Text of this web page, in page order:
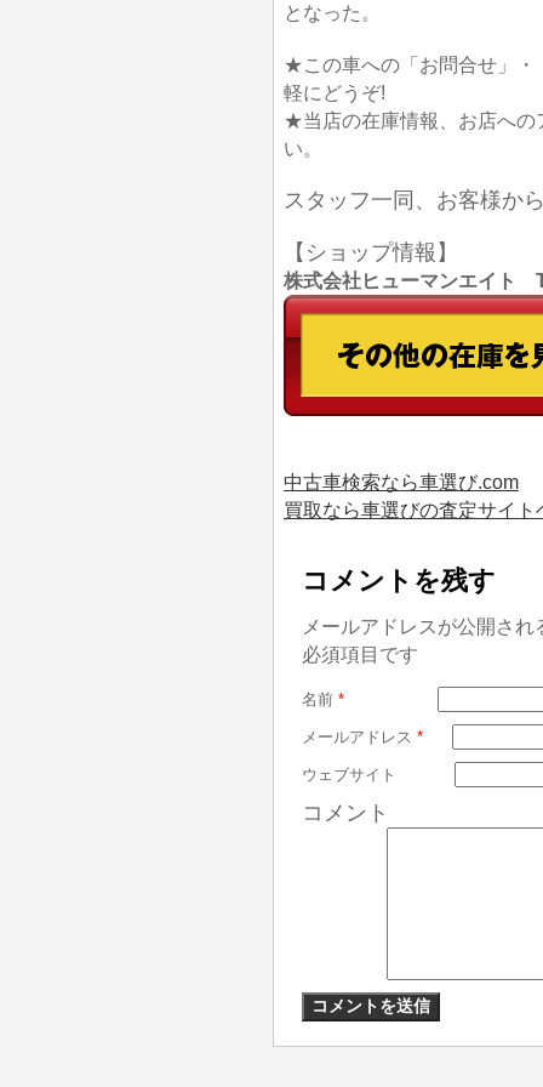
となった。
★この車への「お問合せ」・
軽にどうぞ!
★当店の在庫情報、お店への
い。
スタッフ一同、お客様か
【ショップ情報】
株式会社ヒューマンエイト
中古車検索なら車選び.com
買取なら車選びの査定サイト
コメントを残す
メールアドレスが公開さ
必須項目です
名前 *
メールアドレス *
ウェブサイト
コメント